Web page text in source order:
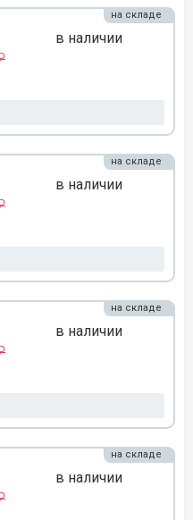
в наличии
на складе
в наличии
на складе
в наличии
на складе
в наличии
на складе